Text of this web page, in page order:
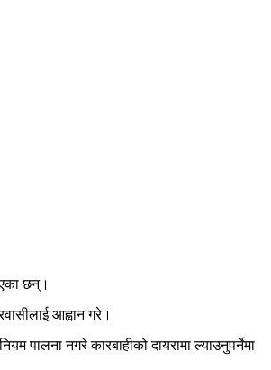
छन्।
आह्वान गरे।
पालना नगरे कारबाहीको दायरामा ल्याउनुपर्नेमा